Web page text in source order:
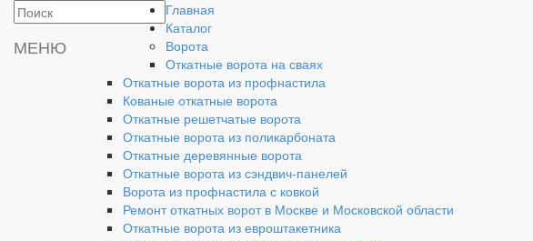
Главная
Каталог
Ворота
Откатные ворота на сваях
Откатные ворота из профнастила
Кованые откатные ворота
Откатные решетчатые ворота
МЕНЮ
Главная
Каталог
Ворота
Откатные ворота на сваях
Откатные ворота из профнастила
Кованые откатные ворота
Откатные решетчатые ворота
Откатные ворота из поликарбоната
Откатные деревянные ворота
Откатные ворота из сэндвич-панелей
Ворота из профнастила с ковкой
Ремонт откатных ворот в Москве и Московской области
Откатные ворота из евроштакетника